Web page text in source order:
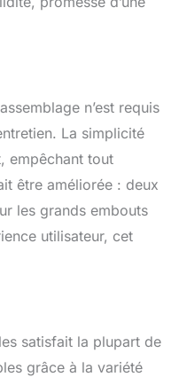
n’est requis
La simplicité
empêchant tout
être améliorée : deux
les grands embouts
utilisateur, cet
satisfait la plupart de
grâce à la variété